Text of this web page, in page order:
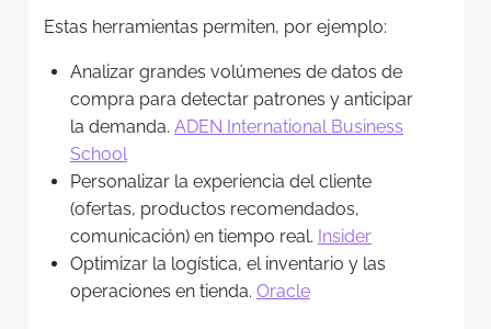
Estas herramientas permiten, por ejemplo:
Analizar grandes volúmenes de datos de
compra para detectar patrones y anticipar
la demanda. ADEN International Business
School
Personalizar la experiencia del cliente
(ofertas, productos recomendados,
comunicación) en tiempo real. Insider
Optimizar la logística, el inventario y las
operaciones en tienda. Oracle